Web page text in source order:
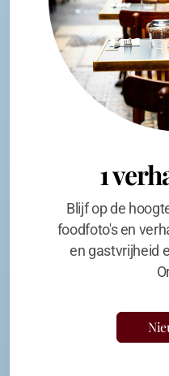
1
Blijf op de
foodfoto's en
en gastvrijheid